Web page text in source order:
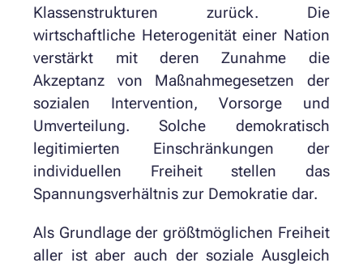
Klassenstrukturen zurück. Die
wirtschaftliche Heterogenität einer Nation
verstärkt mit deren Zunahme die
Akzeptanz von Maßnahmegesetzen der
sozialen Intervention, Vorsorge und
Umverteilung. Solche demokratisch
legitimierten Einschränkungen der
individuellen Freiheit stellen das
Spannungsverhältnis zur Demokratie dar.
Als Grundlage der größtmöglichen Freiheit
aller ist aber auch der soziale Ausgleich